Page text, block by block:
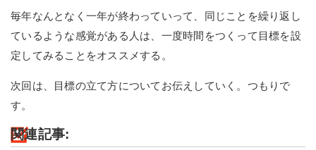
毎年なんとなく一年が終わっていって、同じことを繰り返し
ているような感覚がある人は、一度時間をつくって目標を設
定してみることをオススメする。
次回は、目標の立て方についてお伝えしていく。つもりで
す。
関連記事: